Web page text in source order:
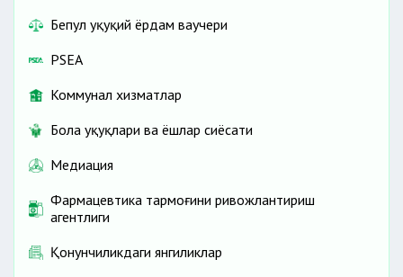
Бепул ҳуқуқий ёрдам ваучери
PSEA
Коммунал хизматлар
Бола ҳуқуқлари ва ёшлар сиёсати
Медиация
Фармацевтика тармоғини ривожлантириш
агентлиги
Қонунчиликдаги янгиликлар